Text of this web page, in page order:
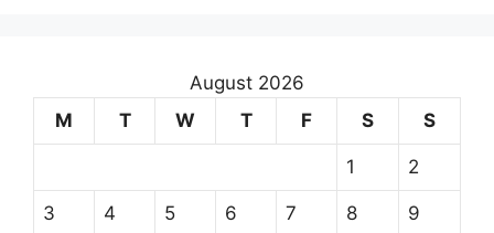
August 2026
M
T W T F S S
1 2
3 4 5 6 7 8 9